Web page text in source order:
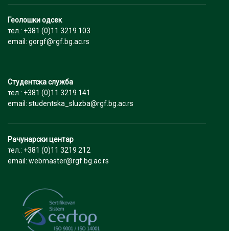
Геолошки одсек
тел.: +381 (0)11 3219 103
email: gorgf@rgf.bg.ac.rs
Студентска служба
тел.: +381 (0)11 3219 141
email: studentska_sluzba@rgf.bg.ac.rs
Рачунарски центар
тел.: +381 (0)11 3219 212
email: webmaster@rgf.bg.ac.rs